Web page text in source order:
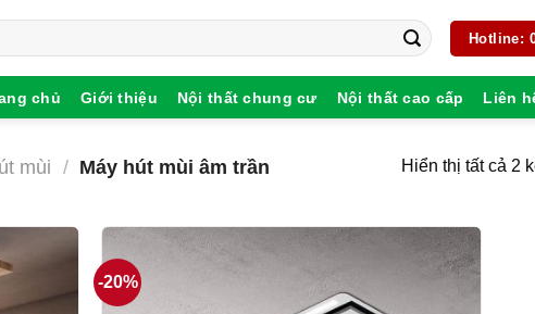
Hotline:
chủ Giới thiệu Nội thất chung cư Nội thất cao cấp Liên
mùi / Máy hút mùi âm trần Hiển thị tất cả 2
-20%